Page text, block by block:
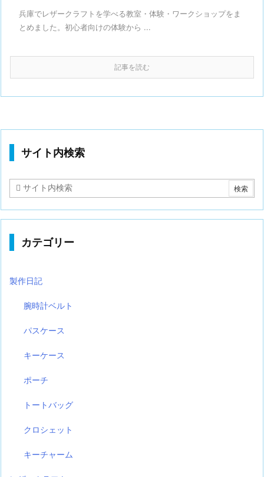
兵庫でレザークラフトを学べる教室・体験・ワークショップをま
とめました。初心者向けの体験から ...
記事を読む
サイト内検索
カテゴリー
製作日記
腕時計ベルト
パスケース
キーケース
ポーチ
トートバッグ
クロシェット
キーチャーム